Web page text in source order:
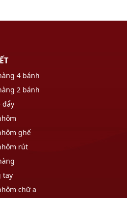
4 bánh
2 bánh
đẩy
ghế
rút
tay
chữ a